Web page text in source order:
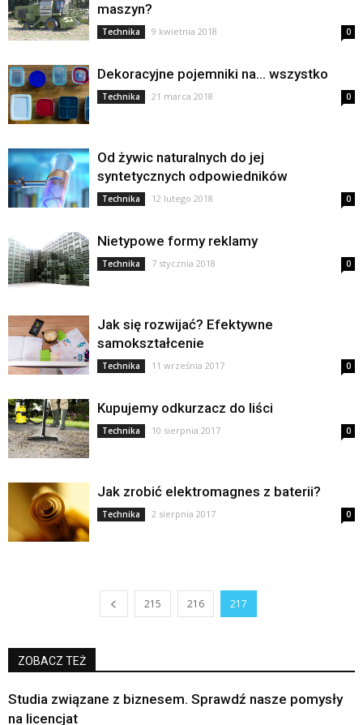
maszyn?
Technika 9 kwietnia 2018 0
Dekoracyjne pojemniki na… wszystko
Technika 21 marca 2018 0
Od żywic naturalnych do jej
syntetycznych odpowiedników
Technika 12 lutego 2018 0
Nietypowe formy reklamy
Technika 7 stycznia 2018 0
Jak się rozwijać? Efektywne
samokształcenie
Technika 11 września 2017 0
Kupujemy odkurzacz do liści
Technika 10 sierpnia 2017 0
Jak zrobić elektromagnes z baterii?
Technika 2 sierpnia 2017 0
215 216 217
ZOBACZ TEŻ
Studia związane z biznesem. Sprawdź nasze pomysły
na licencjat